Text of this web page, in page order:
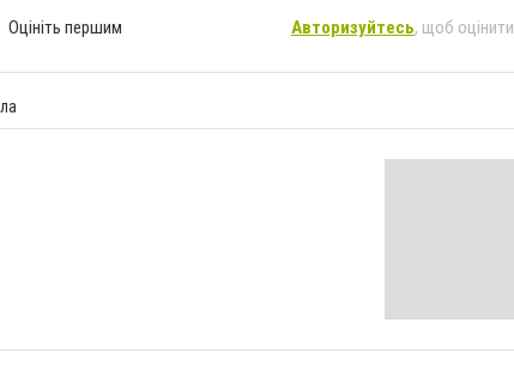
Оцініть першим Авторизуйтесь, щоб оцінити